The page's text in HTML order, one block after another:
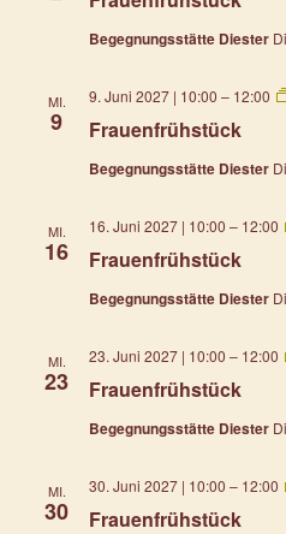
Begegnungsstätte Diester
MI.
9 Frauenfrühstück
9. Juni 2027 | 10:00 – 12:00
Begegnungsstätte Diester
MI.
16 Frauenfrühstück
16. Juni 2027 | 10:00 – 12:00
Begegnungsstätte Diester
MI.
23 Frauenfrühstück
23. Juni 2027 | 10:00 – 12:00
Begegnungsstätte Diester
MI.
30 Frauenfrühstück
30. Juni 2027 | 10:00 – 12:00